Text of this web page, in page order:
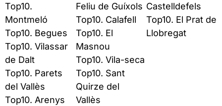
Top10.
Montmeló
Top10. Begues
Top10. Vilassar
de Dalt
Top10. Parets
del Vallès
Top10. Arenys
Feliu de Guíxols
Top10. Calafell
Top10. El
Masnou
Top10. Vila-seca
Top10. Sant
Quirze del
Vallès
Castelldefels
Top10. El Prat de
Llobregat